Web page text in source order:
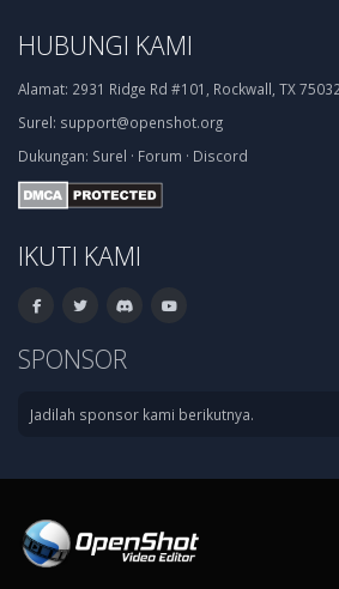
HUBUNGI KAMI
Alamat: 2931 Ridge Rd #101, Rockwall, TX
Surel: support@openshot.org
Dukungan: Surel · Forum · Discord
IKUTI KAMI
SPONSOR
Jadilah sponsor kami berikutnya.